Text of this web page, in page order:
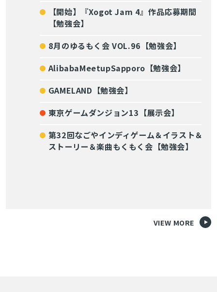
【開始】『Xogot Jam 4』作品応募期間
【勉強会】
8月のゆるもく会 VOL.96【勉強会】
AlibabaMeetupSapporo【勉強会】
GAMELAND【勉強会】
東京ゲームダンジョン13【展示会】
第32回なごやインディゲーム＆イラスト＆
ストーリー＆楽曲もくもく会【勉強会】
VIEW MORE